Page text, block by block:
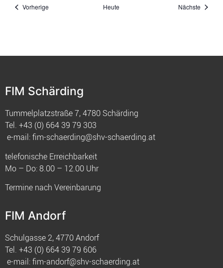
VorherigeVeranstaltungen Heute Nächste
FIM Schärding
Tummelplatzstraße 7, 4780 Schärding
Tel. +43 (0) 664 39 79 303
e-mail:fim-schaerding@shv-schaerding.at
telefonische Erreichbarkeit
Mo – Do: 8.00 – 12.00 Uhr
Termine nach Vereinbarung
FIM Andorf
Schulgasse 2, 4770 Andorf
Tel. +43 (0) 664 39 79 606
e-mail:fim-andorf@shv-schaerding.at